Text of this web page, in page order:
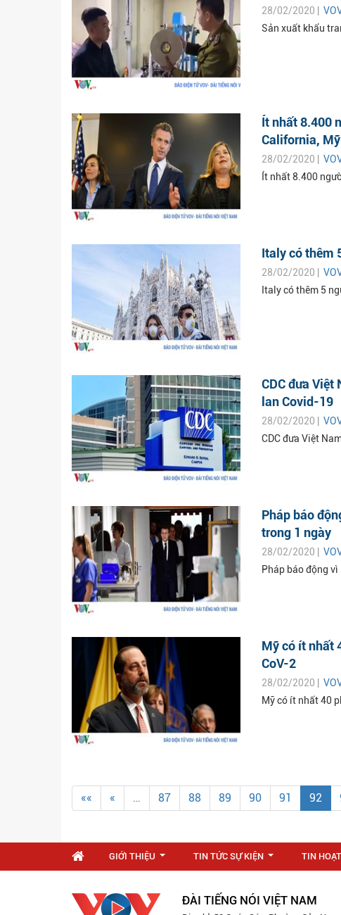
28/02/2020 |
Sản xuất khẩu
Ít nhất 8.400
California, Mỹ
28/02/2020 |
Ít nhất 8.400
Italy có thêm
28/02/2020 |
Italy có thêm 5
CDC đưa
lan Covid-19
28/02/2020 |
CDC đưa Việt
Pháp báo
trong 1 ngày
28/02/2020 |
Pháp báo động
Mỹ có ít nhất
CoV-2
28/02/2020 |
Mỹ có ít nhất 40
«« « … 87 88 89 90 91 92
GIỚI THIỆU TIN TỨC SỰ KIỆN TIN
ĐÀI TIẾNG NÓI VIỆT NAM